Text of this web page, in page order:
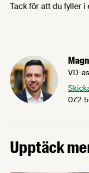
Tack för att du fyller i
VD-
072-
Upptäck